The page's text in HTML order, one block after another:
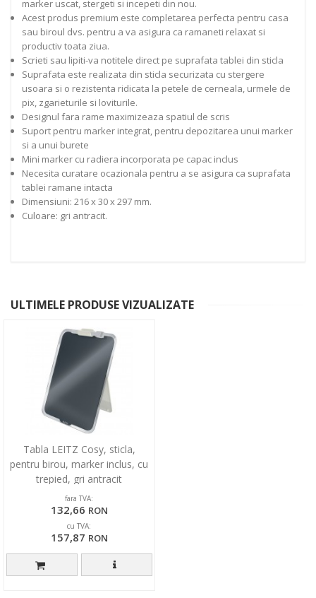
marker uscat, stergeti si incepeti din nou.
Acest produs premium este completarea perfecta pentru casa
sau biroul dvs. pentru a va asigura ca ramaneti relaxat si
productiv toata ziua.
Scrieti sau lipiti-va notitele direct pe suprafata tablei din sticla
Suprafata este realizata din sticla securizata cu stergere
usoara si o rezistenta ridicata la petele de cerneala, urmele de
pix, zgarieturile si loviturile.
Designul fara rame maximizeaza spatiul de scris
Suport pentru marker integrat, pentru depozitarea unui marker
si a unui burete
Mini marker cu radiera incorporata pe capac inclus
Necesita curatare ocazionala pentru a se asigura ca suprafata
tablei ramane intacta
Dimensiuni: 216 x 30 x 297 mm.
Culoare: gri antracit.
ULTIMELE PRODUSE VIZUALIZATE
Tabla LEITZ Cosy, sticla,
pentru birou, marker inclus, cu
trepied, gri antracit
fara TVA:
132,66 RON
cu TVA:
157,87 RON